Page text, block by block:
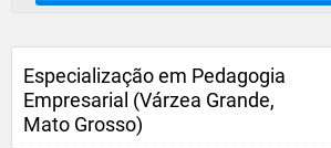
Especialização em Pedagogia
Empresarial (Várzea Grande,
Mato Grosso)